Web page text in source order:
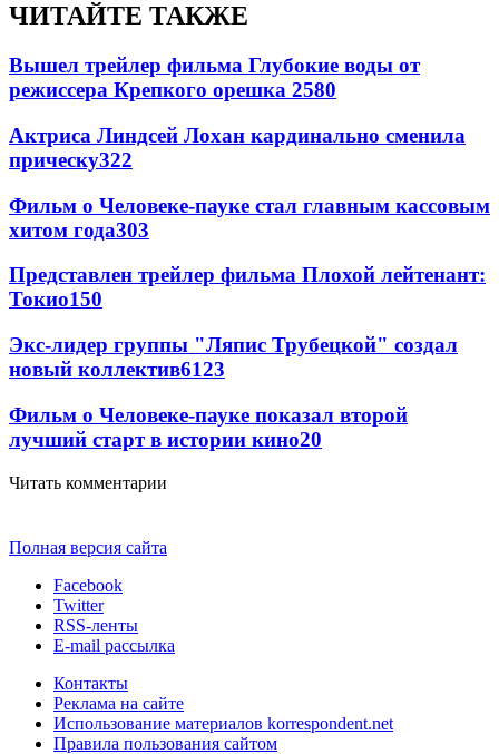
ЧИТАЙТЕ ТАКЖЕ
Вышел трейлер фильма Глубокие воды от
режиссера Крепкого орешка 2580
Актриса Линдсей Лохан кардинально сменила
прическу322
Фильм о Человеке-пауке стал главным кассовым
хитом года303
Представлен трейлер фильма Плохой лейтенант:
Токио150
Экс-лидер группы "Ляпис Трубецкой" создал
новый коллектив6123
Фильм о Человеке-пауке показал второй
лучший старт в истории кино20
Читать комментарии
Полная версия сайта
Facebook
Twitter
RSS-ленты
E-mail рассылка
Контакты
Реклама на сайте
Использование материалов korrespondent.net
Правила пользования сайтом